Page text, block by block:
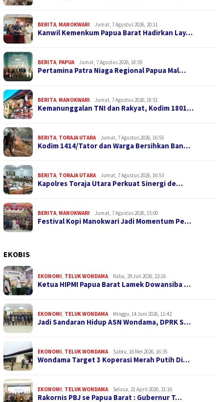
BERITA MANOKWARI Jumat, 7 Agustus 2026, 20:11
Kanwil Kemenkum Papua Barat Hadirkan Lay…
BERITA PAPUA Jumat, 7 Agustus 2026, 18:59
Pertamina Patra Niaga Regional Papua Mal…
BERITA MANOKWARI Jumat, 7 Agustus 2026, 18:51
Kemanunggalan TNI dan Rakyat, Kodim 1801…
BERITA TORAJA UTARA Jumat, 7 Agustus 2026, 16:55
Kodim 1414/Tator dan Warga Bersihkan Ban…
BERITA TORAJA UTARA Jumat, 7 Agustus 2026, 16:53
Kapolres Toraja Utara Perkuat Sinergi de…
BERITA MANOKWARI Jumat, 7 Agustus 2026, 15:00
Festival Kopi Manokwari Jadi Momentum Pe…
EKOBIS
EKONOMI TELUK WONDAMA Rabu, 29 Juli 2026, 22:16
Ketua HIPMI Papua Barat Lamek Dowansiba …
EKONOMI TELUK WONDAMA Minggu, 14 Juni 2026, 11:42
Jadi Sandaran Hidup ASN Wondama, DPRK S…
EKONOMI TELUK WONDAMA Sabtu, 16 Mei 2026, 16:35
Wondama Target 3 Koperasi Merah Putih Di…
EKONOMI TELUK WONDAMA Selasa, 21 April 2026, 21:16
Rakornis PBJ se Papua Barat : Gubernur T…